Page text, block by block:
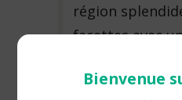
région
facettes avec
de doré. Un
Bienvenue